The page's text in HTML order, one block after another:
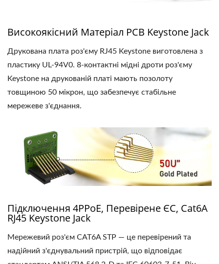
Високоякісний Матеріал PCB Keystone Jack
Друкована плата роз'єму RJ45 Keystone виготовлена ​​з
пластику UL-94V0. 8-контактні мідні дроти роз'єму
Keystone на друкованій платі мають позолоту
товщиною 50 мікрон, що забезпечує стабільне
мережеве з'єднання.
Підключення 4PPoE, Перевірене ЄС, Cat6A
RJ45 Keystone Jack
Мережевий роз'єм CAT6A STP — це перевірений та
надійний з'єднувальний пристрій, що відповідає